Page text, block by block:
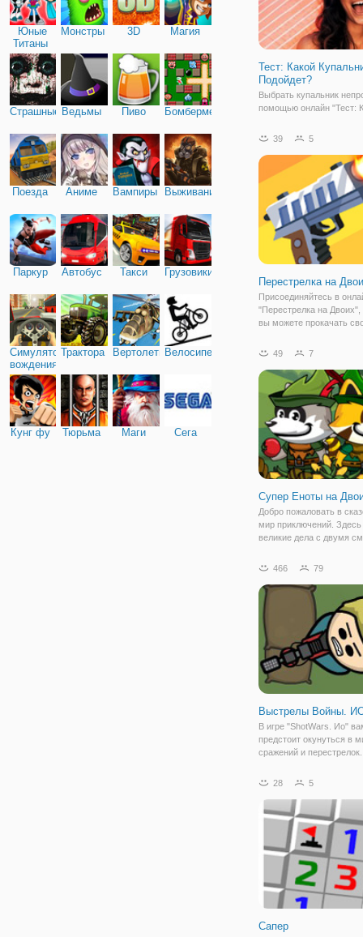
Юные
Титаны
Монстры 3D Магия
Страшные Ведьмы Пиво Бомбермен
Поезда Аниме Вампиры Выживание
Паркур Автобус Такси Грузовики
Симулятор
вождения
Трактора ВертолетыВелосипед
Кунг фу Тюрьма Маги Сега
Тест: Какой
Подойдет?
Выбрать купальник
помощью онлайн "Тест:
возможно, поймете,
сезону. Это простая
точнее тест в онлайн
которой
39 5
Перестрелка на
Присоединяйтесь в
"Перестрелка на Двоих",
вы можете прокачать
поле будут появляться
прицельтесь просто при
49 7
Супер Еноты на
Добро пожаловать в
мир приключений. Здесь
великие дела с двумя
игре "Мир Супер Енотов
собрать все кукурузные
Впереди
466 79
Выстрелы Войны.
В игре "ShotWars. Ио"
предстоит окунуться в
сражений и
вам справиться со
опасных сражений.
начать игру
28 5
Сапер